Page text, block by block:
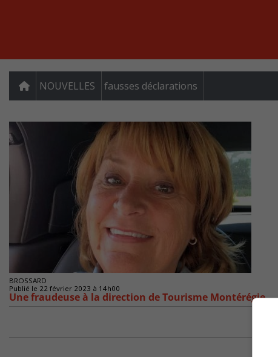
NOUVELLES fausses déclarations
BROSSARD
Publié le 22 février 2023 à 14h00
Une fraudeuse à la direction de Tourisme Montérégie